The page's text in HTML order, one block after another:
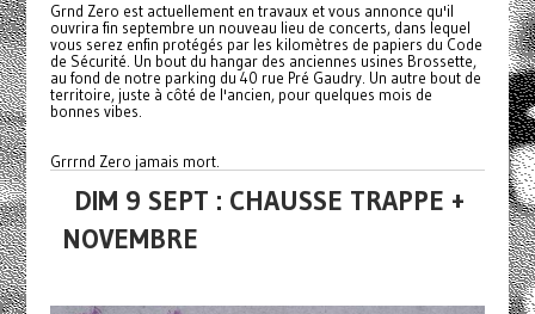
Grnd Zero est actuellement en travaux et vous annonce qu'il
ouvrira fin septembre un nouveau lieu de concerts, dans lequel
vous serez enfin protégés par les kilomètres de papiers du Code
de Sécurité. Un bout du hangar des anciennes usines Brossette,
au fond de notre parking du 40 rue Pré Gaudry. Un autre bout de
territoire, juste à côté de l'ancien, pour quelques mois de
bonnes vibes.
Grrrnd Zero jamais mort.
DIM 9 SEPT : CHAUSSE TRAPPE +
NOVEMBRE